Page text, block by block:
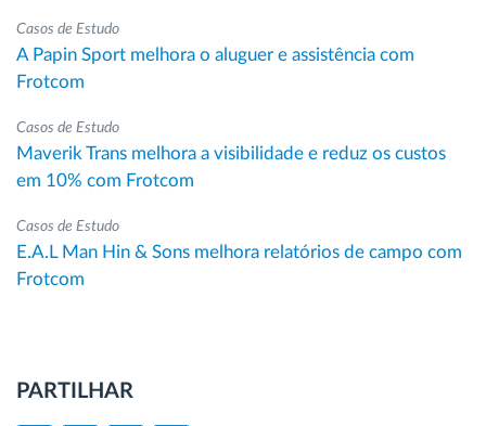
Casos de Estudo
A Papin Sport melhora o aluguer e assistência com
Frotcom
Casos de Estudo
Maverik Trans melhora a visibilidade e reduz os custos
em 10% com Frotcom
Casos de Estudo
E.A.L Man Hin & Sons melhora relatórios de campo com
Frotcom
PARTILHAR